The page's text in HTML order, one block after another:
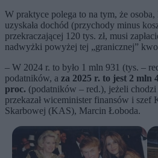
W praktyce polega to na tym, że
uzyskała dochód (przychody minus
przekraczającej 120 tys. zł, musi
nadwyżki powyżej tej „granicznej”
– W 2024 r. to było 1 mln 931 (tys. –
podatników, a za 2025 r. to jest 2 mln
proc. (podatników – red.), jeżeli chodzi
przekazał wiceminister finansów i
Skarbowej (KAS), Marcin Łoboda.